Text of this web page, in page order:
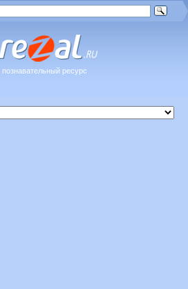
познавательный ресурс